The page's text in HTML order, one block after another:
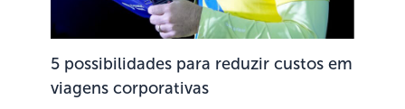
5 possibilidades para reduzir custos em
viagens corporativas